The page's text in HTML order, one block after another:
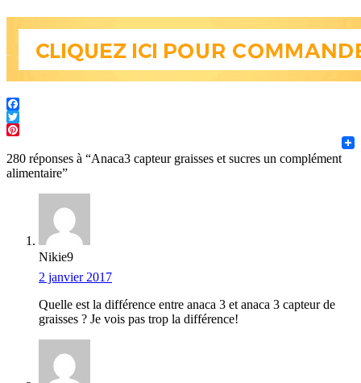
280 réponses à “Anaca3 capteur graisses et sucres un complément
alimentaire”
Nikie9
2 janvier 2017
Quelle est la différence entre anaca 3 et anaca 3 capteur de
graisses ? Je vois pas trop la différence!